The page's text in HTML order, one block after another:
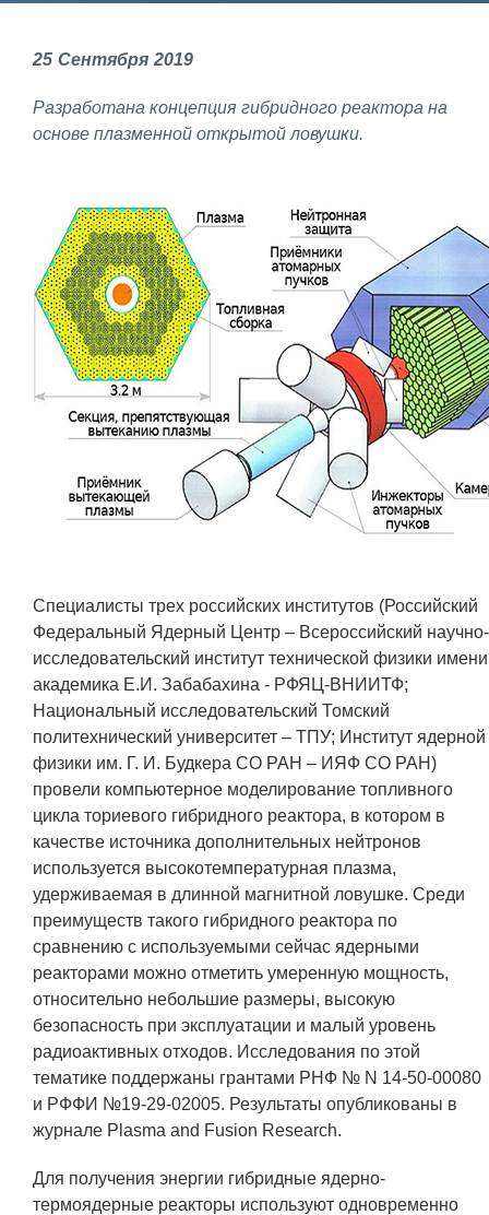
Фундаментальные и прикладные
исследования
Газодинамические исследования
Забабахинские научные чтения
Семинар «Радиационная физика
металлов и сплавов»
Аспирантура
Премии молодым ученым
Интеллектуальная собственность
Семинар «Моделирование технологий
ЯТЦ»
плотностей энергий
Молодежная научно-техническая
конференция «Исследования.
Технологии. Развитие»
ПРОДУКЦИЯ И УСЛУГИ
ДПО и ПО (Дополнительное
профессиональное образование и
профессиональное обучение)
Лазерные технологии
Каталог гражданской продукции
Технологии водородной энергетики
Цифровые продукты
Электротехника
Системы безопасности
Прочая продукция
25 Сентября 2019
Разработана концепция гибридного реактора на
основе плазменной открытой ловушки.
Специалисты трех российских институтов (Российский
Федеральный Ядерный Центр – Всероссийский научно-
исследовательский институт технической физики имени
академика Е.И. Забабахина - РФЯЦ-ВНИИТФ;
Национальный исследовательский Томский
политехнический университет – ТПУ; Институт ядерной
физики им. Г. И. Будкера СО РАН – ИЯФ СО РАН)
провели компьютерное моделирование топливного
цикла ториевого гибридного реактора, в котором в
качестве источника дополнительных нейтронов
используется высокотемпературная плазма,
удерживаемая в длинной магнитной ловушке. Среди
преимуществ такого гибридного реактора по
сравнению с используемыми сейчас ядерными
реакторами можно отметить умеренную мощность,
относительно небольшие размеры, высокую
безопасность при эксплуатации и малый уровень
радиоактивных отходов. Исследования по этой
тематике поддержаны грантами РНФ № N 14-50-00080
и РФФИ №19-29-02005. Результаты опубликованы в
журнале Plasma and Fusion Research.
Для получения энергии гибридные ядерно-
термоядерные реакторы используют одновременно